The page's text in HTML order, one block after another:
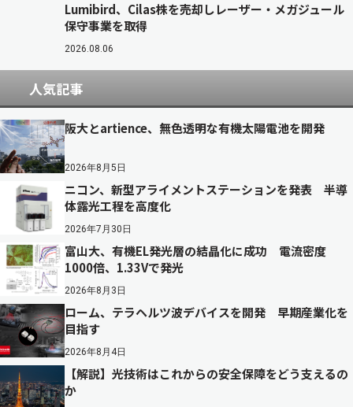
Lumibird、Cilas株を売却しレーザー・メガジュール
保守事業を取得
2026.08.06
人気記事
阪大とartience、無色透明な有機太陽電池を開発
2026年8月5日
ニコン、新型アライメントステーションを発表 半導
体露光工程を高度化
2026年7月30日
富山大、有機EL発光層の結晶化に成功 電流密度
1000倍、1.33Vで発光
2026年8月3日
ローム、テラヘルツ波デバイスを開発 早期産業化を
目指す
2026年8月4日
【解説】光技術はこれからの安全保障をどう支えるの
か